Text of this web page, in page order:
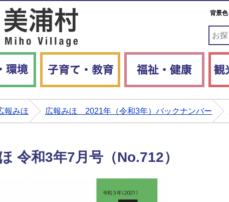
背景色
報みほ 広報みほ 2021年（令和3年）バックナンバー
令和3年7月号（No.712）